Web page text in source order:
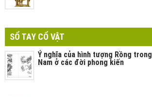
SỔ TAY CỔ VẬT
Ý nghĩa của hình tượng Rồng
Nam ở các đời phong kiến